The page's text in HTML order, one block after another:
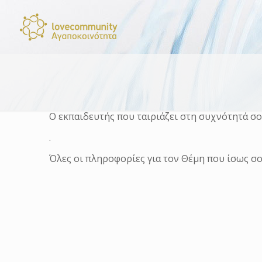
Ο εκπαιδευτής που ταιριάζει στη συχνότητά
.
Όλες οι πληροφορίες για τον Θέμη που ίσως